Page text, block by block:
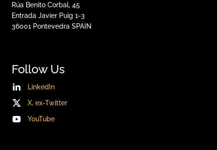
Rúa Benito Corbal, 45
Entrada Javier Puig 1-3
36001 Pontevedra SPAIN
Follow Us
LinkedIn
X, ex-Twitter
YouTube